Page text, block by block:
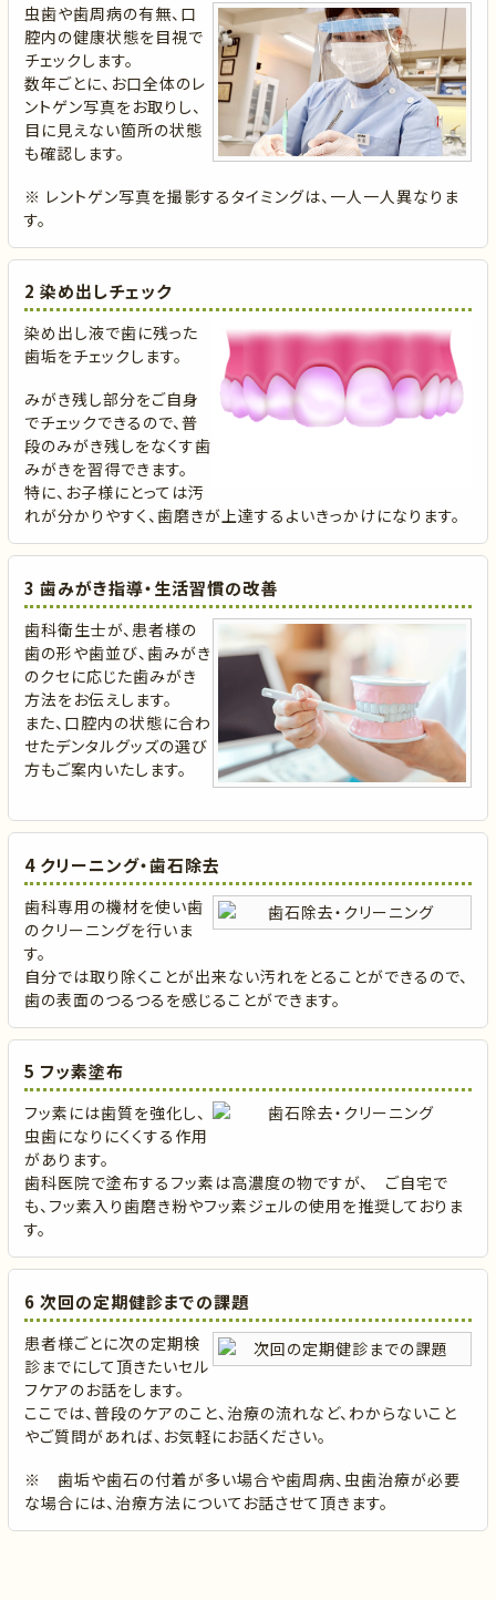
虫歯や歯周病の有無、口
腔内の健康状態を目視で
チェックします。
数年ごとに、お口全体のレ
ントゲン写真をお取りし、
目に見えない箇所の状態
も確認します。
※ レントゲン写真を撮影するタイミングは、一人一人異なりま
す。
2 染め出しチェック
染め出し液で歯に残った
歯垢をチェックします。
みがき残し部分をご自身
でチェックできるので、普
段のみがき残しをなくす歯
みがきを習得できます。
特に、お子様にとっては汚
れが分かりやすく、歯磨きが上達するよいきっかけになります。
3 歯みがき指導・生活習慣の改善
歯科衛生士が、患者様の
歯の形や歯並び、歯みがき
のクセに応じた歯みがき
方法をお伝えします。
また、口腔内の状態に合わ
せたデンタルグッズの選び
方もご案内いたします。
4 クリーニング・歯石除去
歯科専用の機材を使い歯
のクリーニングを行いま
す。
自分では取り除くことが出来ない汚れをとることができるので、
歯の表面のつるつるを感じることができます。
5 フッ素塗布
フッ素には歯質を強化し、
虫歯になりにくくする作用
があります。
歯科医院で塗布するフッ素は高濃度の物ですが、 ご自宅で
も、フッ素入り歯磨き粉やフッ素ジェルの使用を推奨しておりま
す。
6 次回の定期健診までの課題
患者様ごとに次の定期検
診までにして頂きたいセル
フケアのお話をします。
ここでは、普段のケアのこと、治療の流れなど、わからないこと
やご質問があれば、お気軽にお話ください。
※ 歯垢や歯石の付着が多い場合や歯周病、虫歯治療が必要
な場合には、治療方法についてお話させて頂きます。